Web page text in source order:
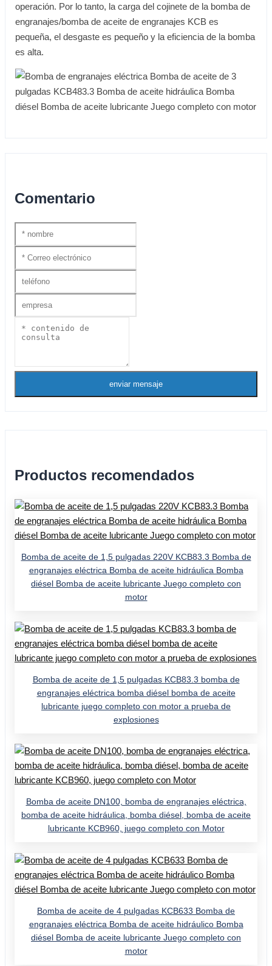
operación. Por lo tanto, la carga del cojinete de la bomba de
engranajes/bomba de aceite de engranajes KCB es
pequeña, el desgaste es pequeño y la eficiencia de la bomba
es alta.
Comentario
enviar mensaje
Productos recomendados
Bomba de aceite de 1,5 pulgadas 220V KCB83.3 Bomba de
engranajes eléctrica Bomba de aceite hidráulica Bomba
diésel Bomba de aceite lubricante Juego completo con
motor
Bomba de aceite de 1,5 pulgadas KCB83.3 bomba de
engranajes eléctrica bomba diésel bomba de aceite
lubricante juego completo con motor a prueba de
explosiones
Bomba de aceite DN100, bomba de engranajes eléctrica,
bomba de aceite hidráulica, bomba diésel, bomba de aceite
lubricante KCB960, juego completo con Motor
Bomba de aceite de 4 pulgadas KCB633 Bomba de
engranajes eléctrica Bomba de aceite hidráulico Bomba
diésel Bomba de aceite lubricante Juego completo con
motor